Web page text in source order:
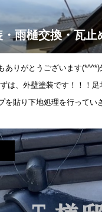
・雨樋交換・瓦
ありがとうございます
は、外壁塗装です！！！
を貼り下地処理を行ってい